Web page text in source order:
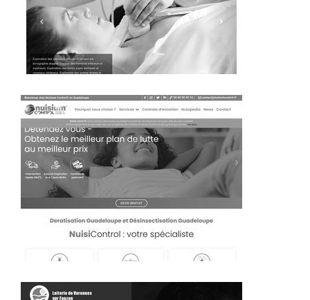
~380€/mois économisés d'annonces commerciales
~283€/mois économisés d'annonces commerciales